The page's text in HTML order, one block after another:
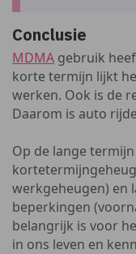
Conclusie
MDMA gebruik
korte termijn lijkt
werken. Ook is de
Daarom is auto
Op de lange
werkgeheugen) en
beperkingen
belangrijk is voor
in ons leven en